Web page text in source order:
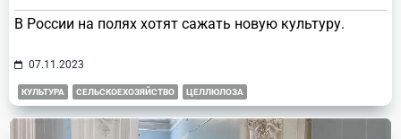
В России на полях хотят сажать новую культуру.
07.11.2023
КУЛЬТУРА СЕЛЬСКОЕХОЗЯЙСТВО ЦЕЛЛЮЛОЗА